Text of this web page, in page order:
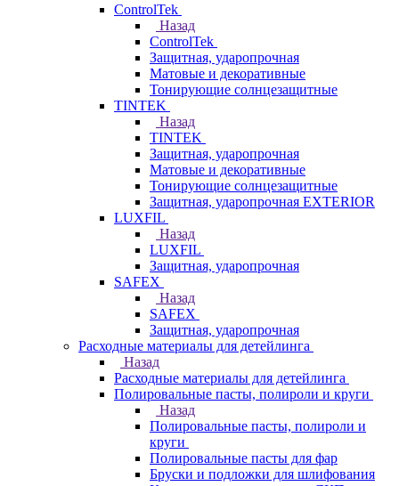
ControlTek
Назад
ControlTek
Защитная, ударопрочная
Матовые и декоративные
Тонирующие солнцезащитные
TINTEK
Назад
TINTEK
Защитная, ударопрочная
Матовые и декоративные
Тонирующие солнцезащитные
Защитная, ударопрочная EXTERIOR
LUXFIL
Назад
LUXFIL
Защитная, ударопрочная
SAFEX
Назад
SAFEX
Защитная, ударопрочная
Расходные материалы для детейлинга
Назад
Расходные материалы для детейлинга
Полировальные пасты, полироли и круги
Назад
Полировальные пасты, полироли и
круги
Полировальные пасты для фар
Бруски и подложки для шлифования